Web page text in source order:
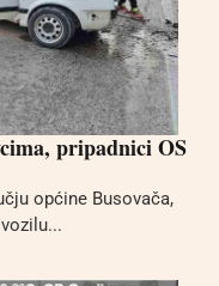
pripadnici OS
općine Busovača,